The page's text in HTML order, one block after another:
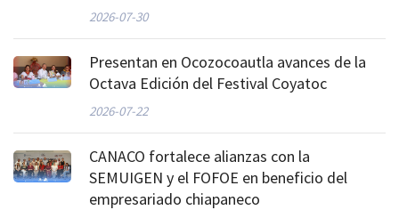
2026-07-30
Presentan en Ocozocoautla avances de la
Octava Edición del Festival Coyatoc
2026-07-22
CANACO fortalece alianzas con la
SEMUIGEN y el FOFOE en beneficio del
empresariado chiapaneco